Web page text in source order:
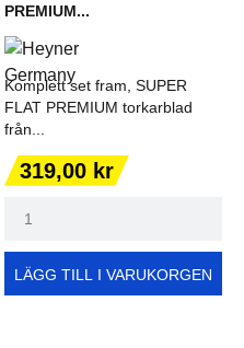
PREMIUM...
Komplett set fram, SUPER
FLAT PREMIUM torkarblad
från...
Pris
319,00 kr
LÄGG TILL I VARUKORGEN